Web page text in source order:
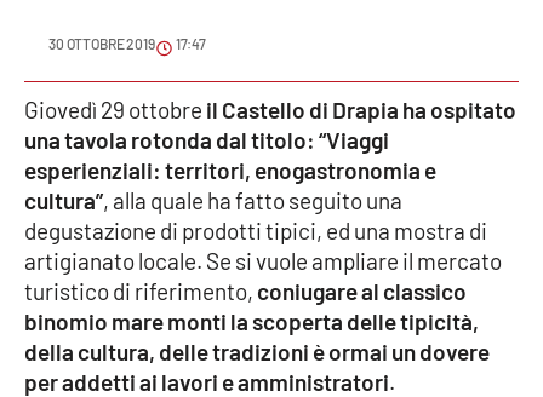
Meteo
Editoriali
VIDEO
Ambiente
Cronaca
30 OTTOBRE 2019 17:47
Giovedì 29 ottobre il Castello di Drapia ha ospitato
una tavola rotonda dal titolo: “Viaggi
esperienziali: territori, enogastronomia e
cultura”, alla quale ha fatto seguito una
degustazione di prodotti tipici, ed una mostra di
artigianato locale. Se si vuole ampliare il mercato
turistico di riferimento, coniugare al classico
binomio mare monti la scoperta delle tipicità,
della cultura, delle tradizioni è ormai un dovere
per addetti ai lavori e amministratori.